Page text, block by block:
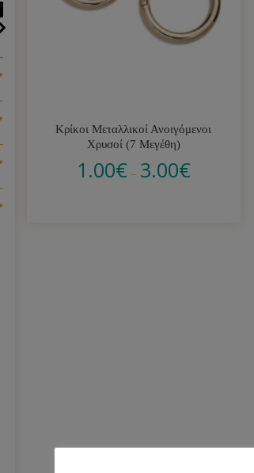
Κρίκοι Μεταλλικοί Ανοιγόμενοι
Χρυσοί (7 Μεγέθη)
1.00€ – 3.00€